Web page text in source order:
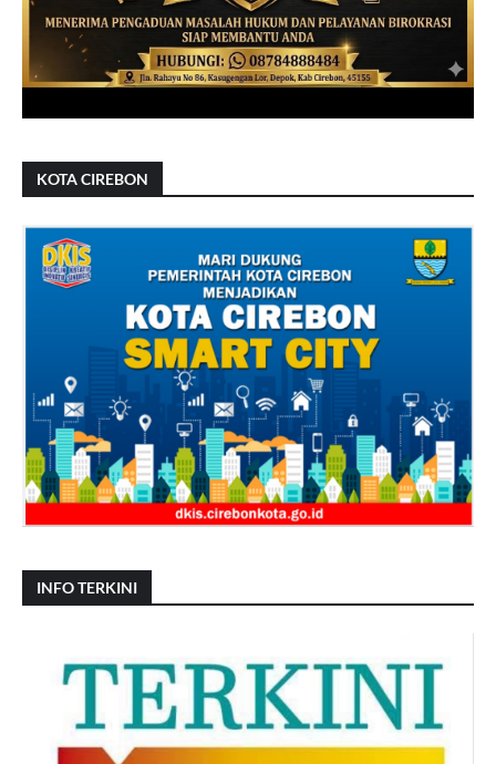
KOTA CIREBON
INFO TERKINI